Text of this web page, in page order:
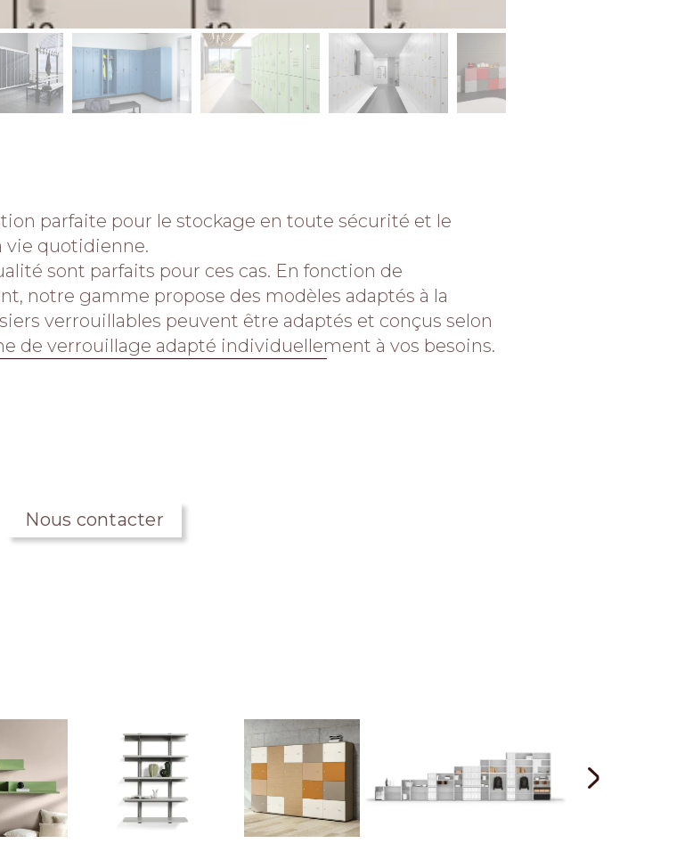
parfaite pour le stockage en toute sécurité et le
vie quotidienne.
sont parfaits pour ces cas. En fonction de
notre gamme propose des modèles adaptés à la
verrouillables peuvent être adaptés et conçus selon
de verrouillage adapté individuellement à vos besoins.
Nous contacter